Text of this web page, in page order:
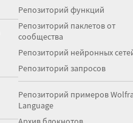
Репозиторий функций
Репозиторий паклетов от
сообщества
Репозиторий нейронных
Репозиторий запросов
Репозиторий примеров
Language